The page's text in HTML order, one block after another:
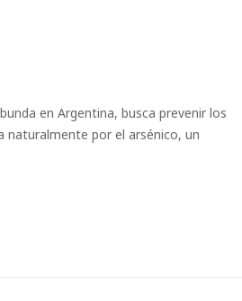
en Argentina, busca prevenir los
naturalmente por el arsénico, un